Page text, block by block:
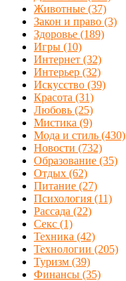
Животные (37)
Закон и право (3)
Здоровье (189)
Игры (10)
Интернет (32)
Интерьер (32)
Искусство (39)
Красота (31)
Любовь (25)
Мистика (9)
Мода и стиль (430)
Новости (732)
Образование (35)
Отдых (62)
Питание (27)
Психология (11)
Рассада (22)
Секс (1)
Техника (42)
Технологии (205)
Туризм (39)
Финансы (35)